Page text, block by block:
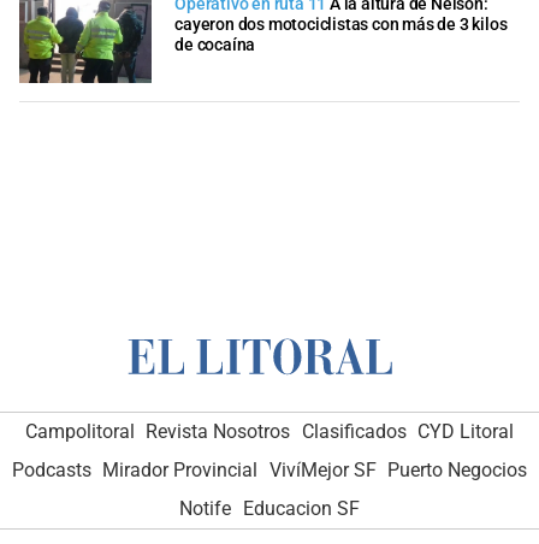
Operativo en ruta 11 A la altura de Nelson:
cayeron dos motociclistas con más de 3 kilos
de cocaína
Campolitoral Revista Nosotros Clasificados CYD Litoral
Podcasts Mirador Provincial VivíMejor SF Puerto Negocios
Notife
Educacion SF